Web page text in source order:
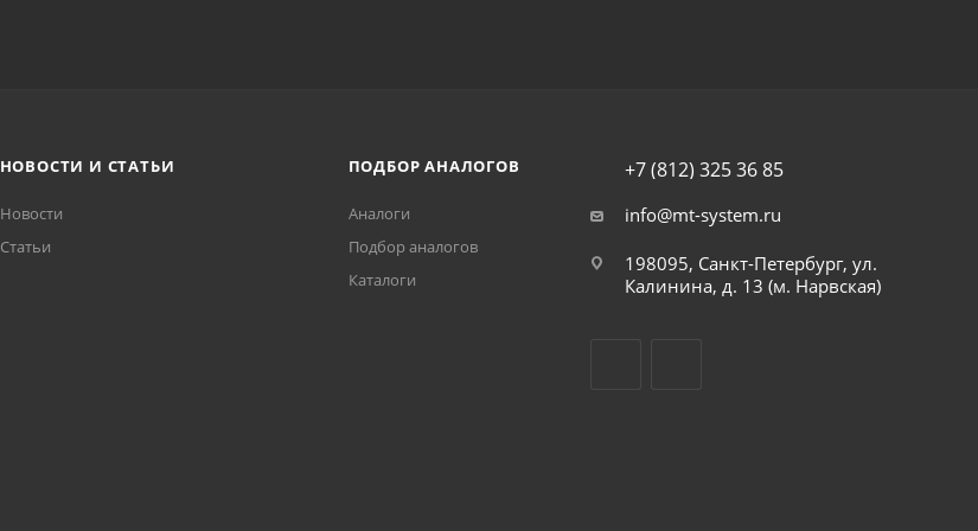
НОВОСТИ И СТАТЬИ
Новости
Статьи
ПОДБОР АНАЛОГОВ
Аналоги
Подбор аналогов
Каталоги
+7 (812) 325 36 85
info@mt-system.ru
198095, Санкт-Петербург, ул.
Калинина, д. 13 (м. Нарвская)